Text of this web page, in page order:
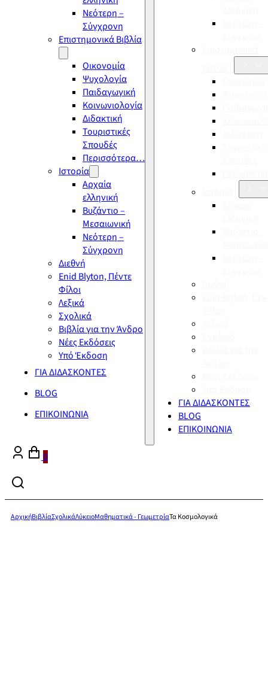
Νεότερη –
Σύγχρονη
Επιστημονικά Βιβλία
Οικονομία
Ψυχολογία
Παιδαγωγική
Κοινωνιολογία
Διδακτική
Τουριστικές
Σπουδές
Περισσότερα…
Ιστορία
Αρχαία
ελληνική
Βυζάντιο –
Μεσαιωνική
Νεότερη –
Σύγχρονη
Διεθνή
Enid Blyton, Πέντε
Φίλοι
Λεξικά
Σχολικά
Βιβλία για την Άνδρο
Νέες Εκδόσεις
Υπό Έκδοση
ΓΙΑ ΔΙΔΑΣΚΟΝΤΕΣ
BLOG
ΕΠΙΚΟΙΝΩΝΙΑ
ΓΙΑ ΔΙΔΑΣΚΟΝΤΕΣ
BLOG
ΕΠΙΚΟΙΝΩΝΙΑ
0
ΑρχικήΒιβλίαΣχολικάΛύκειοΜαθηματικά - ΓεωμετρίαΤα Κοσμολογικά